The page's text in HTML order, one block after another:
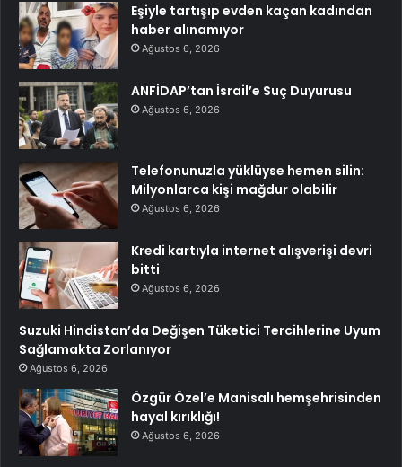
Eşiyle tartışıp evden kaçan kadından
haber alınamıyor
Ağustos 6, 2026
ANFİDAP’tan İsrail’e Suç Duyurusu
Ağustos 6, 2026
Telefonunuzla yüklüyse hemen silin:
Milyonlarca kişi mağdur olabilir
Ağustos 6, 2026
Kredi kartıyla internet alışverişi devri
bitti
Ağustos 6, 2026
Suzuki Hindistan’da Değişen Tüketici Tercihlerine Uyum
Sağlamakta Zorlanıyor
Ağustos 6, 2026
Özgür Özel’e Manisalı hemşehrisinden
hayal kırıklığı!
Ağustos 6, 2026